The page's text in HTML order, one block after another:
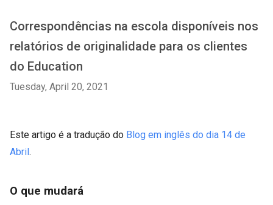
Correspondências na escola disponíveis nos
relatórios de originalidade para os clientes
do Education
Tuesday, April 20, 2021
Este artigo é a tradução do Blog em inglês do dia 14 de
Abril.
O que mudará